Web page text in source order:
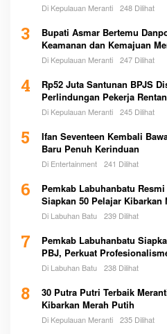
Di Kepulauan Meranti 248 Dilihat
3
Bupati Asmar Bertemu
Keamanan dan Kemajuan
Di Kepulauan Meranti 247 Dilihat
4
Rp52 Juta Santunan BPJS
Perlindungan Pekerja Rentan
Di Kepulauan Meranti 245 Dilihat
5
Ifan Seventeen Kembali
Baru Penuh Kerinduan
Di Entertainment 241 Dilihat
6
Pemkab Labuhanbatu
Siapkan 50 Pelajar
Di Labuhan Batu 239 Dilihat
7
Pemkab Labuhanbatu
PBJ, Perkuat
Pemerintah
Di Labuhan Batu 238 Dilihat
8
30 Putra Putri Terbaik
Kibarkan Merah Putih
Di Kepulauan Meranti 235 Dilihat